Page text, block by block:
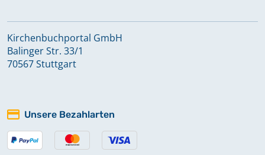
Kirchenbuchportal GmbH
Balinger Str. 33/1
70567 Stuttgart
Unsere Bezahlarten